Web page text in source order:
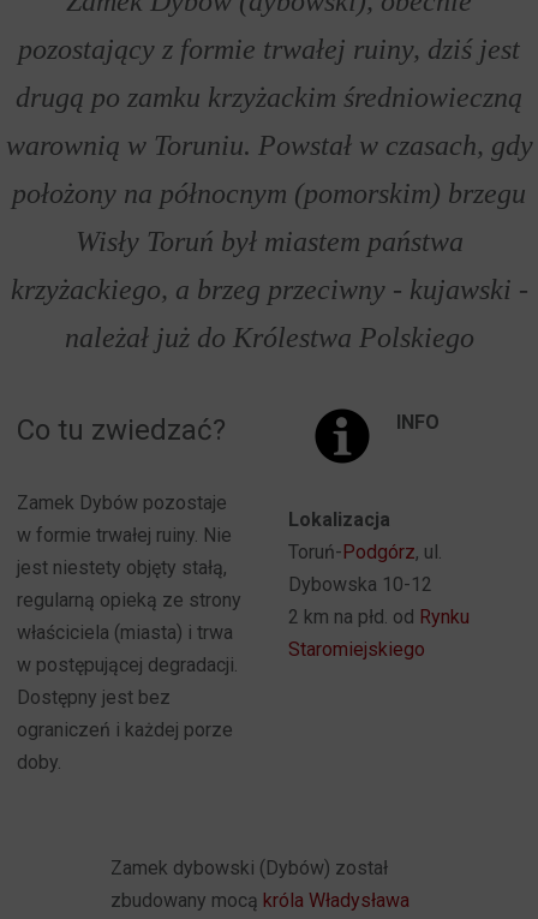
pozostający z formie trwałej ruiny, dziś jest
drugą po zamku krzyżackim średniowieczną
warownią w Toruniu. Powstał w czasach, gdy
położony na północnym (pomorskim) brzegu
Wisły Toruń był miastem państwa
krzyżackiego, a brzeg przeciwny - kujawski -
należał już do Królestwa Polskiego
Co tu zwiedzać?
Zamek Dybów pozostaje
w formie trwałej ruiny. Nie
jest niestety objęty stałą,
regularną opieką ze strony
właściciela (miasta) i trwa
w postępującej degradacji.
Dostępny jest bez
ograniczeń i każdej porze
doby.
INFO
Lokalizacja
Toruń-Podgórz, ul.
Dybowska 10-12
2 km na płd. od Rynku
Staromiejskiego
Zamek dybowski (Dybów) został
zbudowany mocą króla Władysława